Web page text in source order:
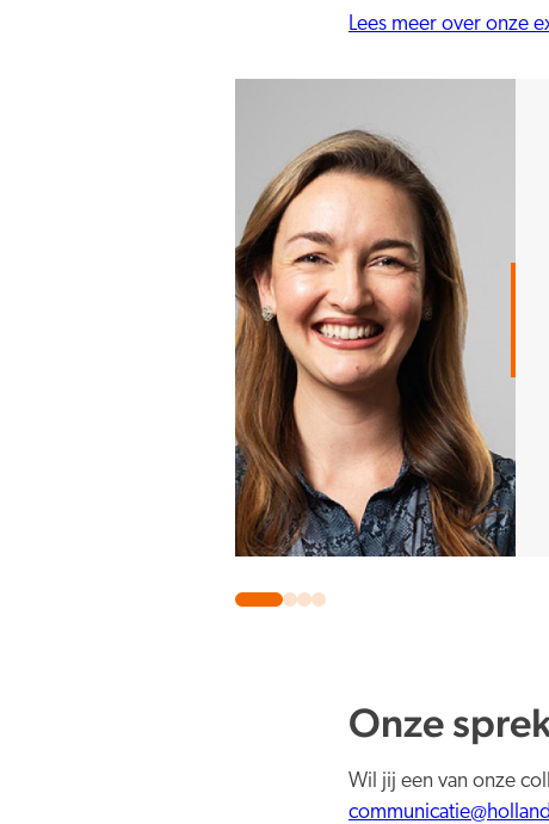
Lees meer over onze
Onze
Wil jij een van onze